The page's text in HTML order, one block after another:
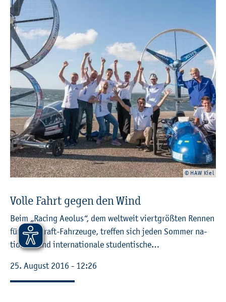
© HAW Kiel
Volle Fahrt gegen den Wind
Beim „Ra­cing Aeo­lus“, dem welt­weit viert­grö­ß­ten Ren­nen
für Wind­kraft-Fahr­zeu­ge, tref­fen sich jeden Som­mer na­
tio­na­le und in­ter­na­tio­na­le stu­den­ti­sche…
25. Au­gust 2016 - 12:26